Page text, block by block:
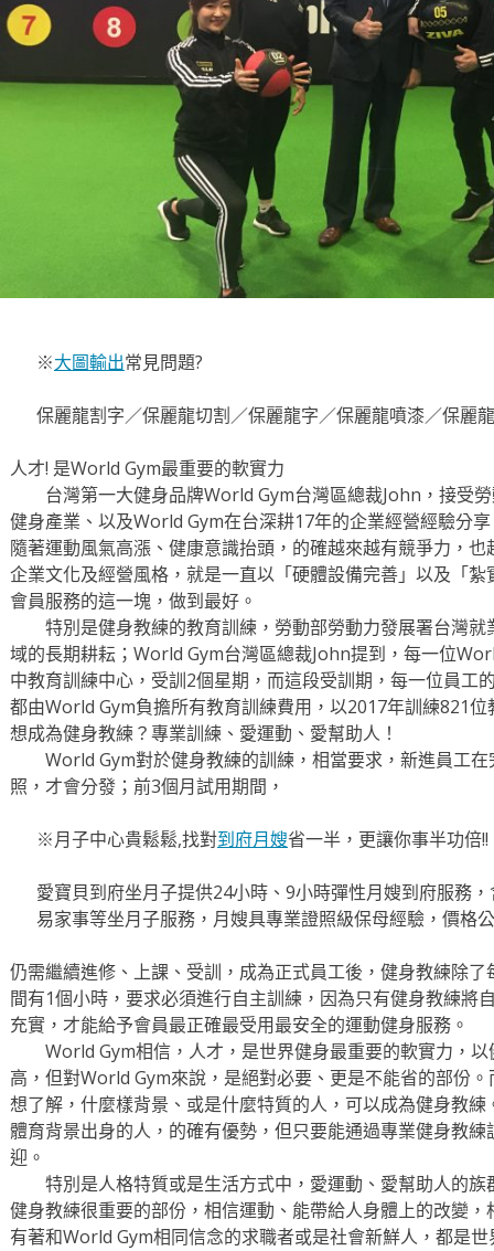
※大圖輸出常見問題?
保麗龍割字／保麗龍切割／保麗龍字／保麗龍噴漆／保麗
人才! 是World Gym最重要的軟實力
台灣第一大健身品牌World Gym台灣區總裁John，接受勞
健身產業、以及World Gym在台深耕17年的企業經營經驗分
隨著運動風氣高漲、健康意識抬頭，的確越來越有競爭力，
企業文化及經營風格，就是一直以「硬體設備完善」以及「
會員服務的這一塊，做到最好。
特別是健身教練的教育訓練，勞動部勞動力發展署台灣就
域的長期耕耘；World Gym台灣區總裁John提到，每一位
中教育訓練中心，受訓2個星期，而這段受訓期，每一位員工
都由World Gym負擔所有教育訓練費用，以2017年訓練821
想成為健身教練？專業訓練、愛運動、愛幫助人！
World Gym對於健身教練的訓練，相當要求，新進員工在
照，才會分發；前3個月試用期間，
※月子中心貴鬆鬆,找對到府月嫂省一半，更讓你事半功倍!!
愛寶貝到府坐月子提供24小時、9小時彈性月嫂到府服務
易家事等坐月子服務，月嫂具專業證照級保母經驗，價格
仍需繼續進修、上課、受訓，成為正式員工後，健身教練除
間有1個小時，要求必須進行自主訓練，因為只有健身教練將
充實，才能給予會員最正確最受用最安全的運動健身服務。
World Gym相信，人才，是世界健身最重要的軟實力，以
高，但對World Gym來說，是絕對必要、更是不能省的部份
想了解，什麼樣背景、或是什麼特質的人，可以成為健身教
體育背景出身的人，的確有優勢，但只要能通過專業健身教
迎。
特別是人格特質或是生活方式中，愛運動、愛幫助人的族
健身教練很重要的部份，相信運動、能帶給人身體上的改變
有著和World Gym相同信念的求職者或是社會新鮮人，都是